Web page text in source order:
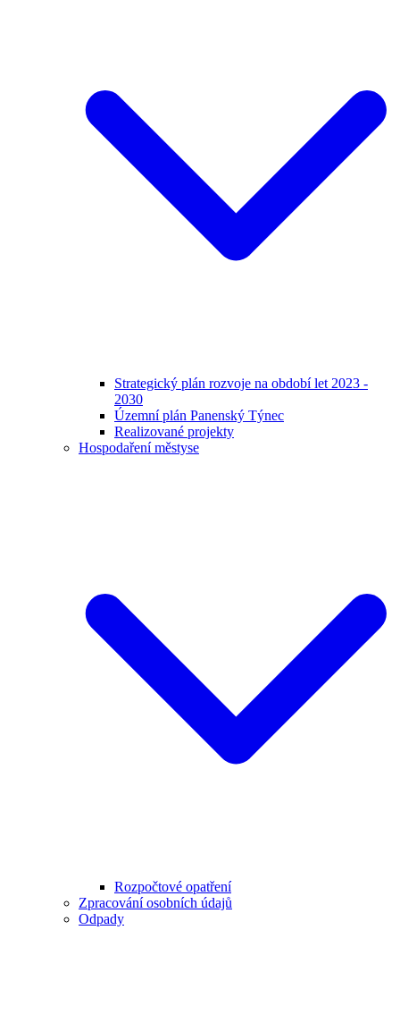
Strategický plán rozvoje na období let 2023 -
2030
Územní plán Panenský Týnec
Realizované projekty
Hospodaření městyse
Rozpočtové opatření
Zpracování osobních údajů
Odpady